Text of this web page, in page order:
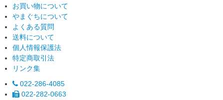
お買い物について
やまぐちについて
よくある質問
送料について
個人情報保護法
特定商取引法
リンク集
022-286-4085
022-282-0663